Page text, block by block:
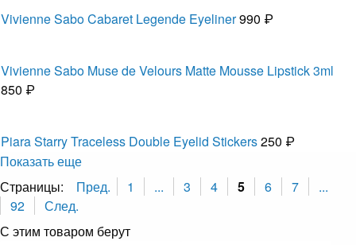
Vivienne Sabo Cabaret Legende Eyeliner990 ₽
Vivienne Sabo Muse de Velours Matte Mousse Lipstick 3ml
850 ₽
Piara Starry Traceless Double Eyelid Stickers250 ₽
Показать еще
Страницы:
Пред. 1 ... 3 4 5 6 7
...
92
След.
С этим товаром берут